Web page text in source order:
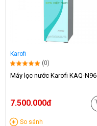
Karofi
(0)
Máy lọc nước Karofi KAQ-N96
7.500.000đ
So sánh